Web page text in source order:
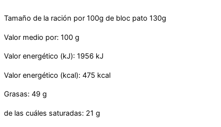
Tamaño de la ración por 100g de bloc pato 130g
Valor medio por: 100 g
Valor energético (kJ): 1956 kJ
Valor energético (kcal): 475 kcal
Grasas: 49 g
de las cuáles saturadas: 21 g